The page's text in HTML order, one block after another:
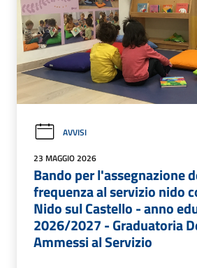
AVVISI
23 MAGGIO 2026
Bando per l'assegnazione
frequenza al servizio nido
Nido sul Castello - anno
2026/2027 - Graduatoria
Ammessi al Servizio